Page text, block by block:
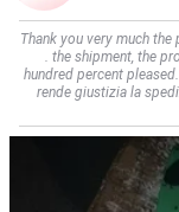
Thank you very much
. the shipment, the
hundred percent
rende giustizia la